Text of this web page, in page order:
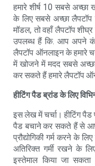
हमारे शीर्ष 10 सबसे
के लिए सबसे अच्छा लैपटॉप
मॉडल, तो वहाँ लैपटॉप
उपलब्ध हैं कि. आप अपने
लैपटॉप ऑनलाइन के हमारे
में खोजने में मदद सबसे
कर सकते हैं हमारे लैपटॉप
हीटिंग पैड ब्रांड के लिए
इस लेख में चर्चा। हीटिंग पैड
पैड बचाने कर सकते हैं से
प्रौद्योगिकी गर्म करने के
अतिरिक्त गर्मी रखने के
इस्तेमाल किया जा